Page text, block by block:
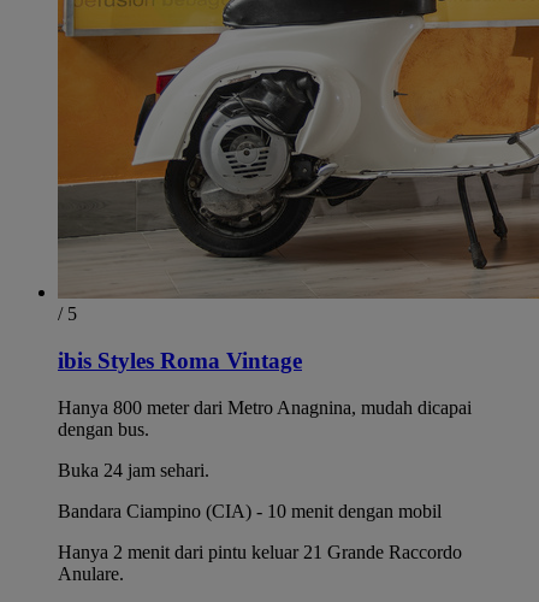
/ 5
ibis Styles Roma Vintage
Hanya 800 meter dari Metro Anagnina, mudah dicapai
dengan bus.
Buka 24 jam sehari.
Bandara Ciampino (CIA) - 10 menit dengan mobil
Hanya 2 menit dari pintu keluar 21 Grande Raccordo
Anulare.